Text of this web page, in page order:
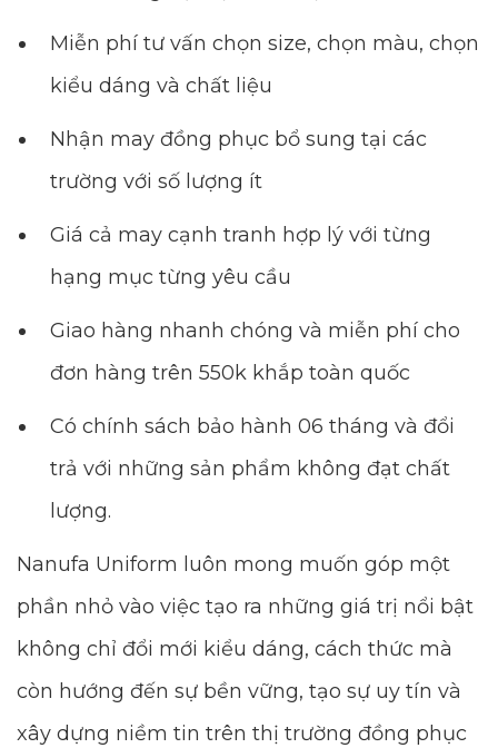
Miễn phí tư vấn chọn size, chọn màu, chọn
kiểu dáng và chất liệu
Nhận may đồng phục bổ sung tại các
trường với số lượng ít
Giá cả may cạnh tranh hợp lý với từng
hạng mục từng yêu cầu
Giao hàng nhanh chóng và miễn phí cho
đơn hàng trên 550k khắp toàn quốc
Có chính sách bảo hành 06 tháng và đổi
trả với những sản phẩm không đạt chất
lượng.
Nanufa Uniform luôn mong muốn góp một
phần nhỏ vào việc tạo ra những giá trị nổi bật
không chỉ đổi mới kiểu dáng, cách thức mà
còn hướng đến sự bền vững, tạo sự uy tín và
xây dựng niềm tin trên thị trường đồng phục